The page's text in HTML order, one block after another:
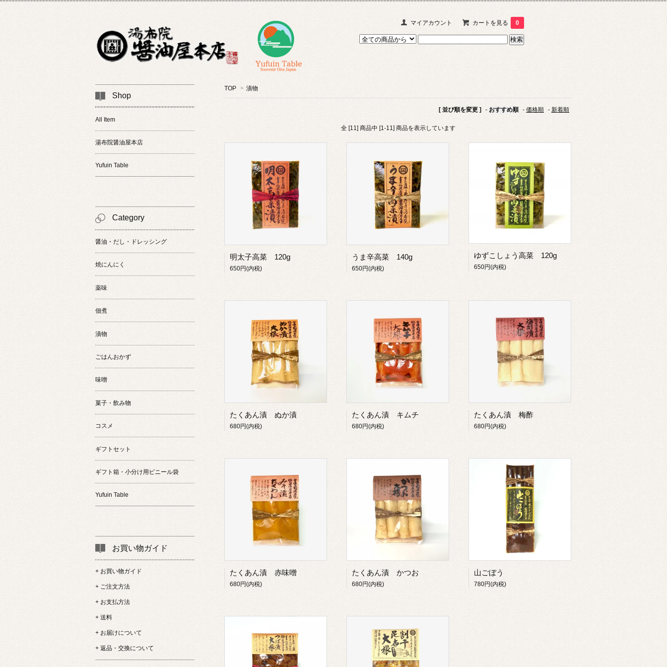
マイアカウント カートを見る 0
TOP > 漬物
[ 並び順を変更 ] - おすすめ順 - 価格順 - 新着順
全 [11] 商品中 [1-11] 商品を表示しています
明太子高菜 120g
650円(内税)
うま辛高菜 140g
650円(内税)
ゆずこしょう高菜 120g
650円(内税)
たくあん漬 ぬか漬
680円(内税)
たくあん漬 キムチ
680円(内税)
たくあん漬 梅酢
680円(内税)
たくあん漬 赤味噌
680円(内税)
たくあん漬 かつお
680円(内税)
山ごぼう
780円(内税)
Shop
All Item
湯布院醤油屋本店
Yufuin Table
Category
醤油・だし・ドレッシング
焼にんにく
薬味
佃煮
漬物
ごはんおかず
味噌
菓子・飲み物
コスメ
ギフトセット
ギフト箱・小分け用ビニール袋
Yufuin Table
お買い物ガイド
+ お買い物ガイド
+ ご注文方法
+ お支払方法
+ 送料
+ お届けについて
+ 返品・交換について